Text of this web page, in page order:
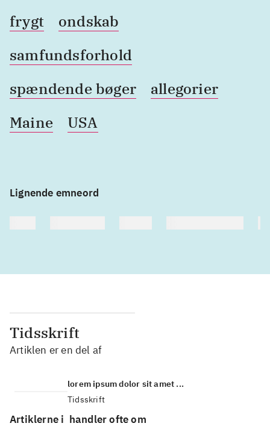
frygt
ondskab
samfundsforhold
spændende bøger
allegorier
Maine
USA
Lignende emneord
Tidsskrift
Artiklen er en del af
lorem ipsum dolor sit amet ...
Tidsskrift
Artiklerne i handler ofte om